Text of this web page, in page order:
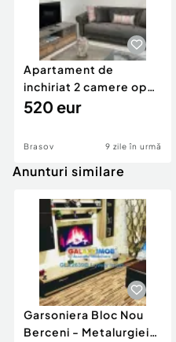
Apartament de
inchiriat 2 camere open
space Coresi ( KASPER
520 eur
Brasov 9 zile în urmă
Anunturi similare
Garsoniera Bloc Nou
Berceni - Metalurgiei